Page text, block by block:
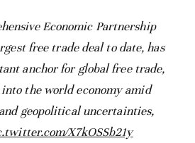
Economic Partnership
free trade deal to date, has
anchor for global free trade,
the world economy amid
geopolitical uncertainties,
X7kOSSb21y